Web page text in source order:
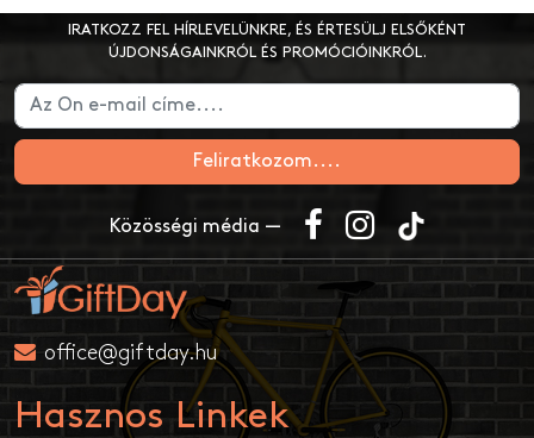
IRATKOZZ FEL HÍRLEVELÜNKRE, ÉS ÉRTESÜLJ ELSŐKÉNT
ÚJDONSÁGAINKRÓL ÉS PROMÓCIÓINKRÓL.
Feliratkozom....
Közösségi média —
office@giftday.hu
Hasznos Linkek